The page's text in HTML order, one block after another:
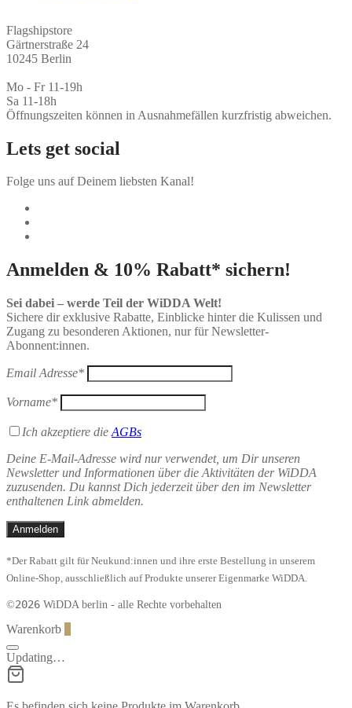
Flagshipstore
Gärtnerstraße 24
10245 Berlin
Mo - Fr 11-19h
Sa 11-18h
Öffnungszeiten können in Ausnahmefällen kurzfristig abweichen.
Lets get social
Folge uns auf Deinem liebsten Kanal!
Anmelden & 10% Rabatt* sichern!
Sei dabei – werde Teil der WiDDA Welt!
Sichere dir exklusive Rabatte, Einblicke hinter die Kulissen und
Zugang zu besonderen Aktionen, nur für Newsletter-
Abonnent:innen.
Email Adresse*
Vorname*
Ich akzeptiere die AGBs
Deine E-Mail-Adresse wird nur verwendet, um Dir unseren
Newsletter und Informationen über die Aktivitäten der WiDDA
zuzusenden. Du kannst Dich jederzeit über den im Newsletter
enthaltenen Link abmelden.
*Der Rabatt gilt für Neukund:innen und ihre erste Bestellung in unserem
Online-Shop, ausschließlich auf Produkte unserer Eigenmarke WiDDA.
©2026 WiDDA berlin - alle Rechte vorbehalten
Warenkorb
Updating…